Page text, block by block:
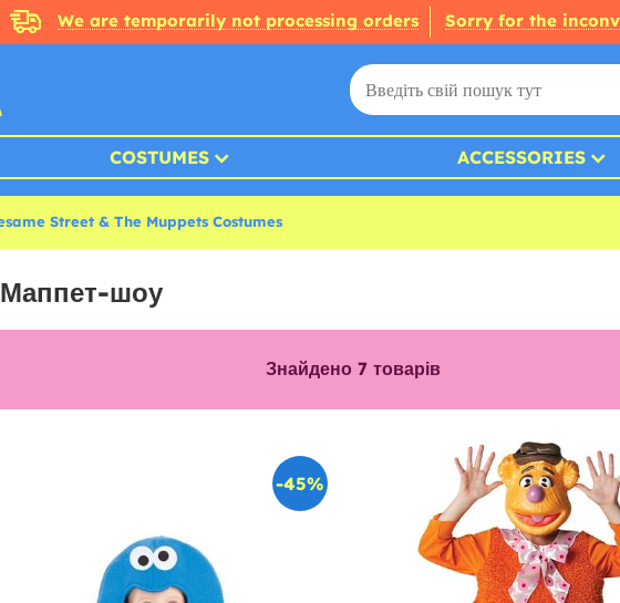
We are temporarily not processing orders Sorry for the
COSTUMES ACCESSORIES
Street & The Muppets Costumes
шоу
Знайдено 7товарів
-45%